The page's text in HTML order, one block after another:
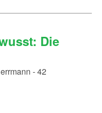
Die
- 42